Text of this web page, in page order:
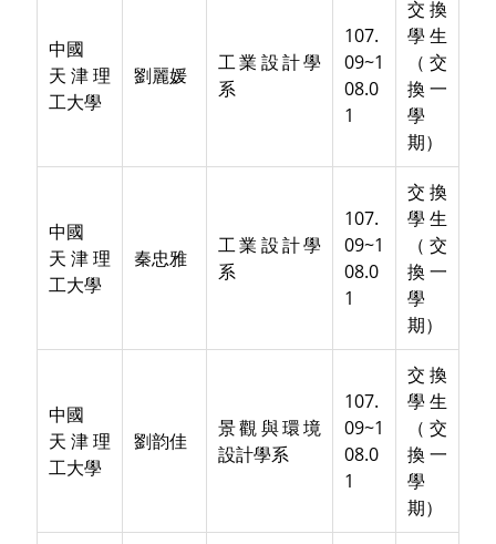
中國
天津理
工大學
劉麗媛
工業設計學
系
107.
09~1
08.0
1
交換
學生
（交
換一
學
期）
中國
天津理
工大學
秦忠雅
工業設計學
系
107.
09~1
08.0
1
交換
學生
（交
換一
學
期）
中國
天津理
工大學
劉韵佳
景觀與環境
設計學系
107.
09~1
08.0
1
交換
學生
（交
換一
學
期）